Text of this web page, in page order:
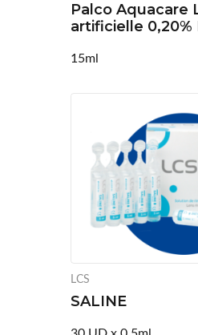
Palco Aquacare
artificielle 0,20%
15ml
LCS
SALINE